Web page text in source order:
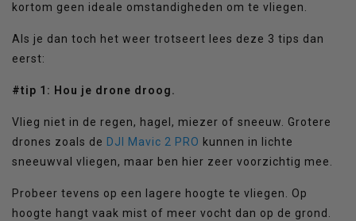
kortom geen ideale omstandigheden om te vliegen.
Als je dan toch het weer trotseert lees deze 3 tips dan
eerst:
#tip 1: Hou je drone droog.
Vlieg niet in de regen, hagel, miezer of sneeuw. Grotere
drones zoals de DJI Mavic 2 PRO kunnen in lichte
sneeuwval vliegen, maar ben hier zeer voorzichtig mee.
Probeer tevens op een lagere hoogte te vliegen. Op
hoogte hangt vaak mist of meer vocht dan op de grond.